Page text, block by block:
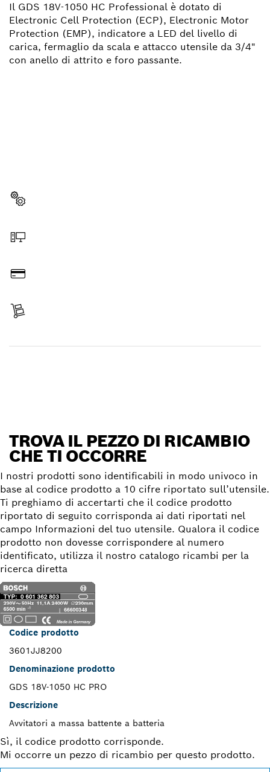
Il GDS 18V-1050 HC Professional è dotato di
Electronic Cell Protection (ECP), Electronic Motor
Protection (EMP), indicatore a LED del livello di
carica, fermaglio da scala e attacco utensile da 3/4"
con anello di attrito e foro passante.
TROVA IL PEZZO DI RICAMBIO
CHE TI OCCORRE
I nostri prodotti sono identificabili in modo univoco in
base al codice prodotto a 10 cifre riportato sull’utensile.
Ti preghiamo di accertarti che il codice prodotto
riportato di seguito corrisponda ai dati riportati nel
campo Informazioni del tuo utensile. Qualora il codice
prodotto non dovesse corrispondere al numero
identificato, utilizza il nostro catalogo ricambi per la
ricerca diretta
Codice prodotto
3601JJ8200
Denominazione prodotto
GDS 18V-1050 HC PRO
Descrizione
Avvitatori a massa battente a batteria
Sì, il codice prodotto corrisponde.
Mi occorre un pezzo di ricambio per questo prodotto.